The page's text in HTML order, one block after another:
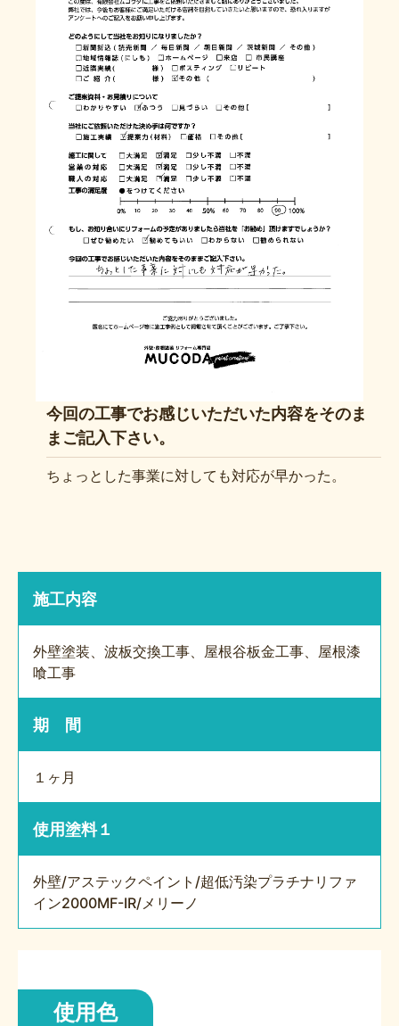
今回の工事でお感じいただいた内容をそのま
まご記入下さい。
ちょっとした事業に対しても対応が早かった。
施工内容
外壁塗装、波板交換工事、屋根谷板金工事、屋根漆
喰工事
期 間
１ヶ月
使用塗料１
外壁/アステックペイント/超低汚染プラチナリファ
イン2000MF-IR/メリーノ
使用色